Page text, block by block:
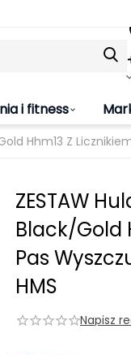
i fitness
Hhm13 Z
ZESTAW
Black/Gold
Pas
HMS
Napisz